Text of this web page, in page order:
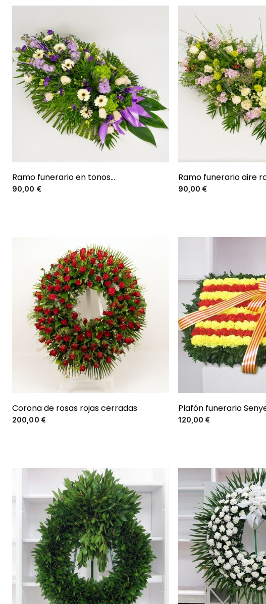
Ramo funerario en tonos...
90,00 €
Ramo funerario aire
90,00 €
Corona de rosas rojas cerradas
200,00 €
Plafón funerario
120,00 €